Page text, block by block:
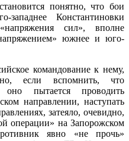
понятно, что бои
Константиновки
сил», вполне
южнее и юго-
командование к нему,
если вспомнить, что
пытается проводить
направлении, наступать
затеяло, очевидно,
операции» на Запорожском
явно «не прочь»